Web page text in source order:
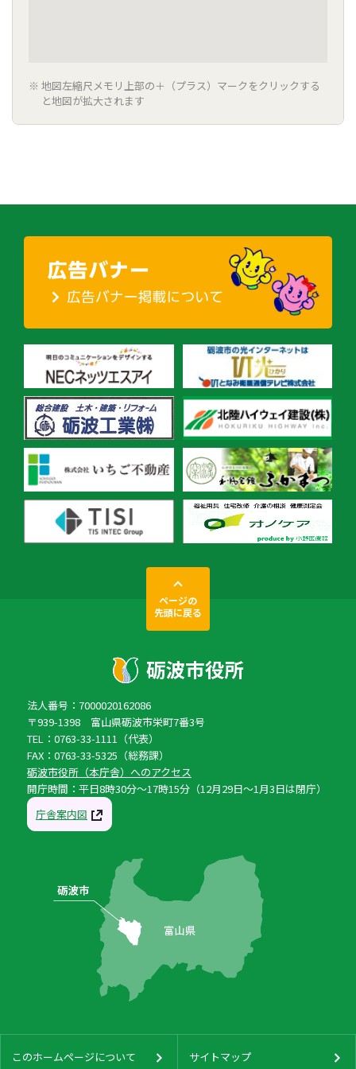
地図左縮尺メモリ上部の＋（プラス）マークをクリックする
と地図が拡大されます
ページの
先頭に戻る
法人番号：7000020162086
〒939-1398 富山県砺波市栄町7番3号
TEL：0763-33-1111（代表）
FAX：0763-33-5325（総務課）
砺波市役所（本庁舎）へのアクセス
開庁時間：平日8時30分〜17時15分（12月29日〜1月3日は閉庁）
庁舎案内図
このホームページについて サイトマップ